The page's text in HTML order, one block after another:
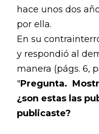
hace unos dos
por ella.
En su
y respondió al
manera (págs. 6,
"Pregunta.
¿son estas las
publicaste?